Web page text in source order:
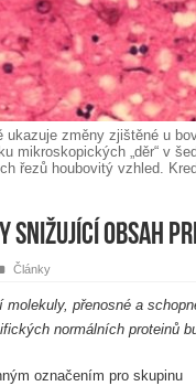
ukazuje změny zjištěné u
mikroskopických „děr“ v
řezů houbovitý vzhled.
snižující obsah
Články
přenosné a
normálních proteinů
označením pro skupinu